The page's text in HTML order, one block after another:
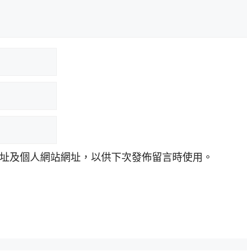
及個人網站網址，以供下次發佈留言時使用。